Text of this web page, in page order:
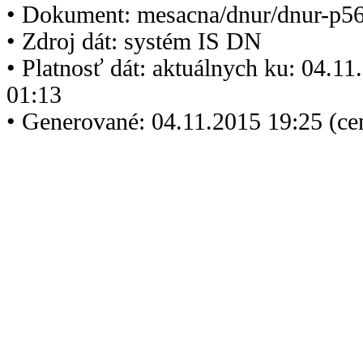
• Dokument: mesacna/dnur/dnur-
• Zdroj dát: systém IS DN
• Platnosť dát: aktuálnych ku:
01:13
• Generované: 04.11.2015 19:25